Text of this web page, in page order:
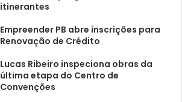
itinerantes
Empreender PB abre inscrições para
Renovação de Crédito
Lucas Ribeiro inspeciona obras da
última etapa do Centro de
Convenções